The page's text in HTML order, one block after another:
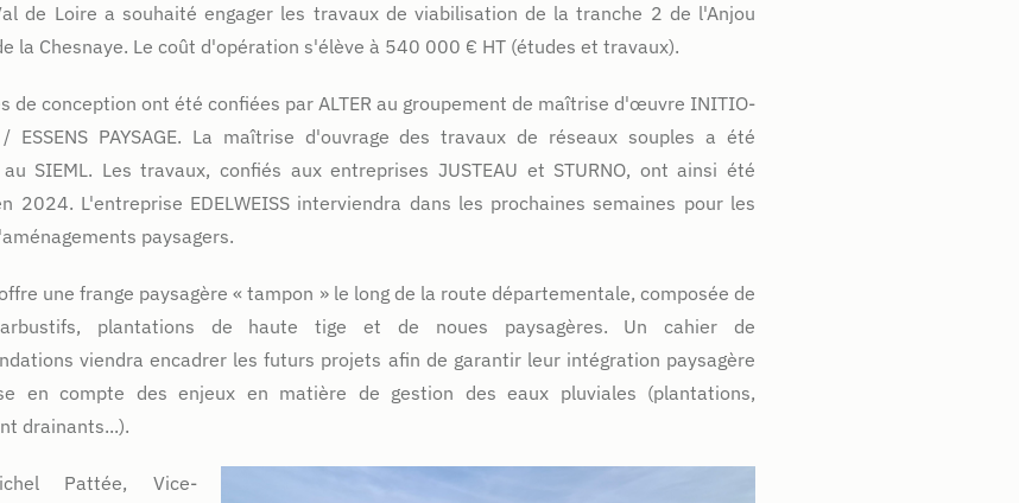
de Loire a souhaité engager les travaux de viabilisation de la tranche 2 de l'Anjou
la Chesnaye. Le coût d'opération s'élève à 540 000 € HT (études et travaux).
de conception ont été confiées par ALTER au groupement de maîtrise d'œuvre INITIO­
/ ESSENS PAYSAGE. La maîtrise d'ouvrage des travaux de réseaux souples a été
au SIEML. Les travaux, confiés aux entreprises JUSTEAU et STURNO, ont ainsi été
2024. L'entreprise EDELWEISS interviendra dans les prochaines semaines pour les
paysagers.
une frange paysagère « tampon » le long de la route départementale, composée de
plantations de haute tige et de noues paysagères. Un cahier de
viendra encadrer les futurs projets afin de garantir leur intégration paysagère
en compte des enjeux en matière de gestion des eaux pluviales (plantations,
drainants...).
Pattée, Vice-